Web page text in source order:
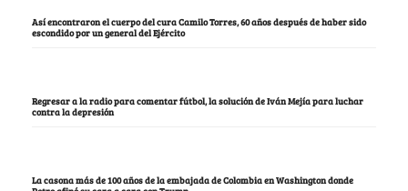
Así encontraron el cuerpo del cura Camilo Torres, 60 años después de haber sido
escondido por un general del Ejército
Regresar a la radio para comentar fútbol, la solución de Iván Mejía para luchar
contra la depresión
La casona más de 100 años de la embajada de Colombia en Washington donde